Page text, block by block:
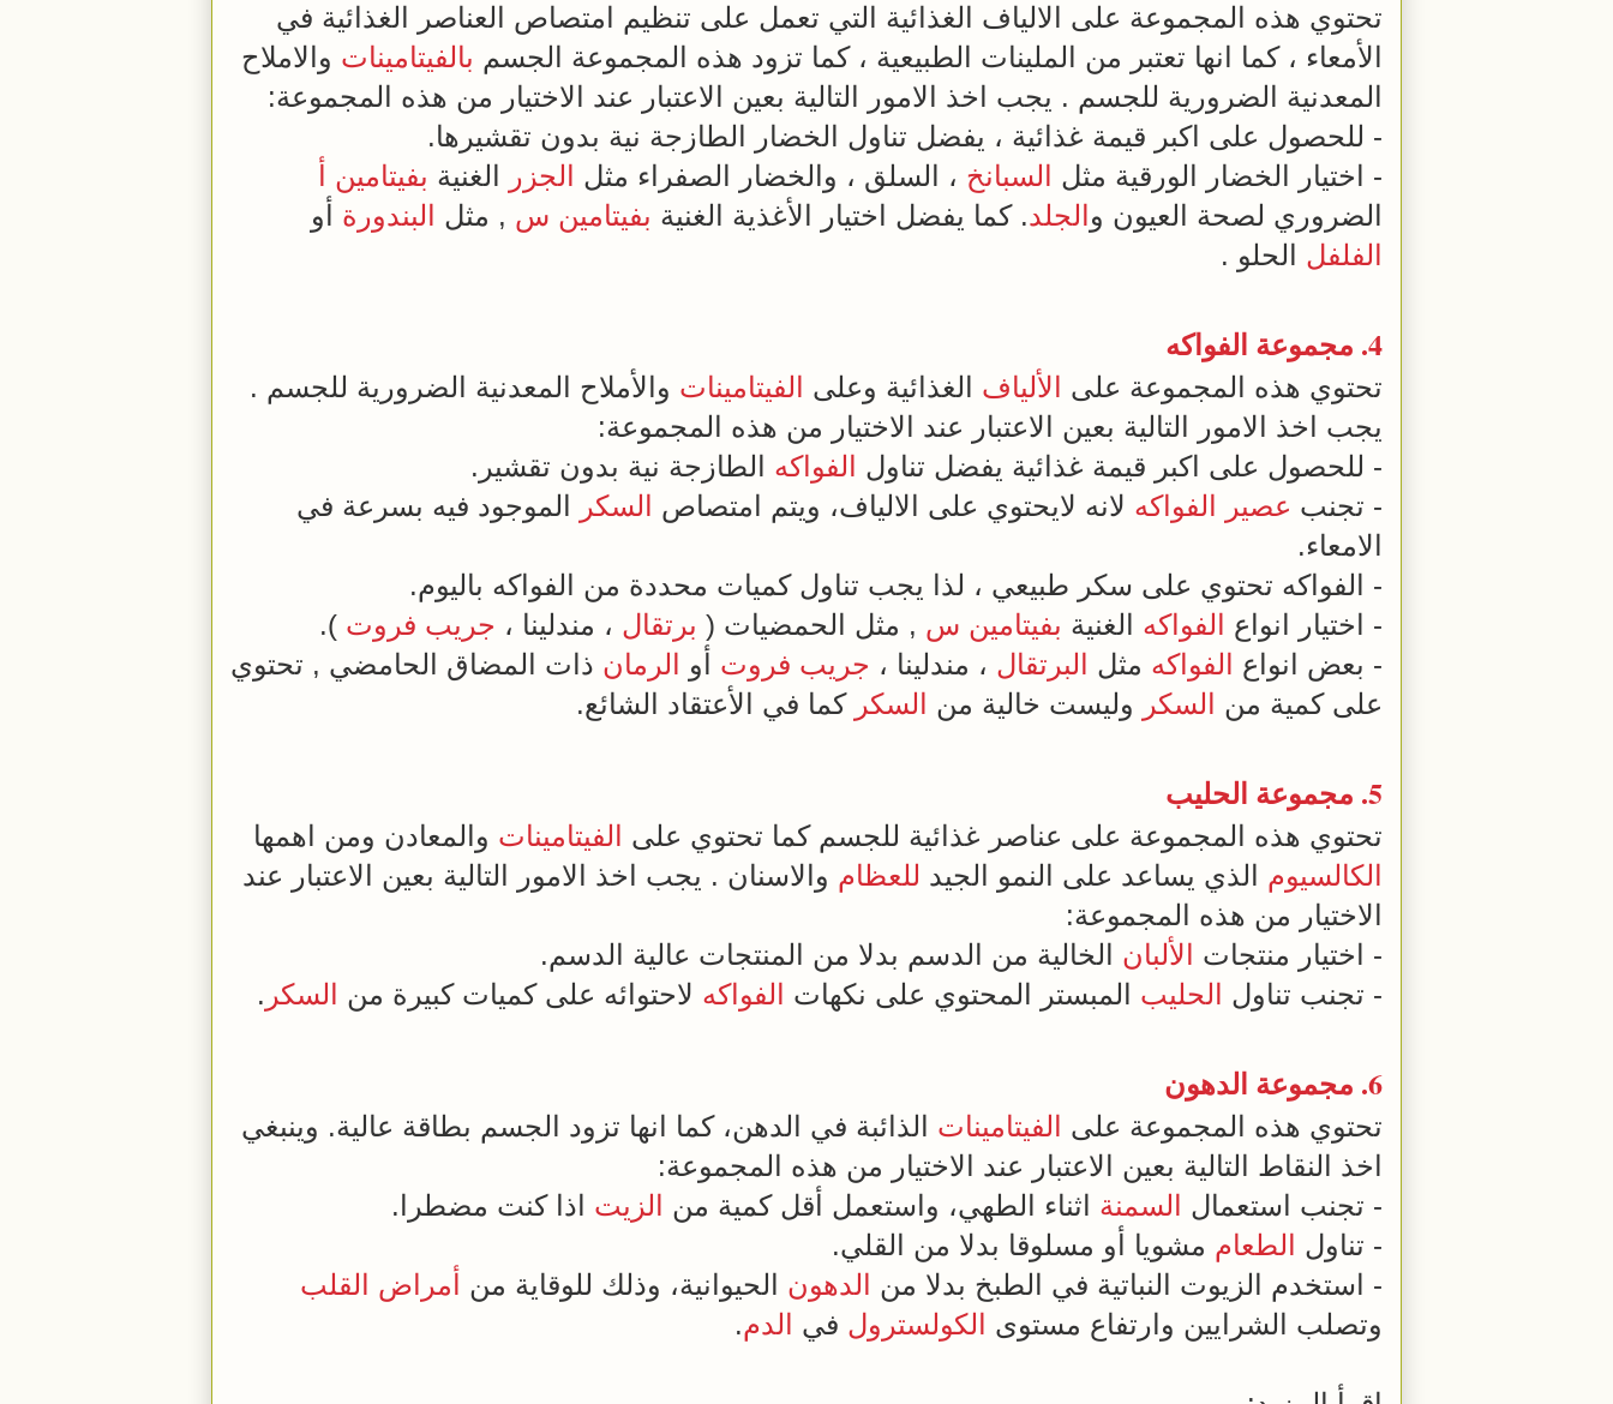
تحتوي هذه المجموعة على الالياف الغذائية التي تعمل على تنظيم امتصاص العناصر الغذائية في
الأمعاء ، كما انها تعتبر من الملينات الطبيعية ، كما تزود هذه المجموعة الجسم بالفيتامينات والاملاح
المعدنية الضرورية للجسم . يجب اخذ الامور التالية بعين الاعتبار عند الاختيار من هذه المجموعة:
- للحصول على اكبر قيمة غذائية ، يفضل تناول الخضار الطازجة نية بدون تقشيرها.
- اختيار الخضار الورقية مثل
السبانخ ، السلق ، والخضار الصفراء مثل الجزر الغنية بفيتامين أ
الضروري لصحة العيون و الجلد. كما يفضل اختيار الأغذية الغنية بفيتامين س , مثل البندورة أو
الفلفل الحلو .
4. مجموعة الفواكه
تحتوي هذه المجموعة على الألياف الغذائية وعلى الفيتامينات والأملاح المعدنية الضرورية للجسم .
يجب اخذ الامور التالية بعين الاعتبار عند الاختيار من هذه المجموعة:
- للحصول على اكبر قيمة غذائية يفضل تناول
الفواكه الطازجة نية بدون تقشير.
- تجنب عصير الفواكه لانه لايحتوي على الالياف، ويتم امتصاص السكر
الموجود فيه بسرعة في
الامعاء.
- الفواكه تحتوي على سكر طبيعي ، لذا يجب تناول كميات محددة من الفواكه باليوم.
- اختيار انواع
الفواكه الغنية بفيتامين س , مثل الحمضيات ( برتقال ، مندلينا ، جريب فروت ).
- بعض انواع
الفواكه مثل البرتقال ، مندلينا ، جريب فروت أو الرمان ذات المضاق الحامضي , تحتوي
على كمية من
السكر وليست خالية من السكر كما في الأعتقاد الشائع.
5. مجموعة الحليب
تحتوي هذه المجموعة على عناصر غذائية للجسم كما تحتوي على الفيتامينات والمعادن ومن اهمها
الكالسيوم الذي يساعد على النمو الجيد للعظام والاسنان . يجب اخذ الامور التالية بعين الاعتبار عند
الاختيار من هذه المجموعة:
- اختيار منتجات
الألبان الخالية من الدسم بدلا من المنتجات عالية الدسم.
- تجنب تناول
الحليب المبستر المحتوي على نكهات الفواكه لاحتوائه على كميات كبيرة من السكر .
6. مجموعة الدهون
تحتوي هذه المجموعة على الفيتامينات الذائبة في الدهن، كما انها تزود الجسم بطاقة عالية. وينبغي
اخذ النقاط التالية بعين الاعتبار عند الاختيار من هذه المجموعة:
- تجنب استعمال
السمنة اثناء الطهي، واستعمل أقل كمية من الزيت اذا كنت مضطرا.
- تناول
الطعام مشويا أو مسلوقا بدلا من القلي.
- استخدم الزيوت النباتية في الطبخ بدلا من
الدهون الحيوانية، وذلك للوقاية من
أمراض القلب
وتصلب الشرايين وارتفاع مستوى
الكولسترول في الدم.